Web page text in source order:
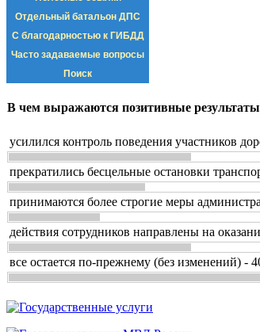
Отдельный батальон ДПС
С благодарностью к ГИБДД
Часто задаваемые вопросы
Поиск
В чем выражаются позитивные
усилился контроль поведения участников
прекратились бесцельные остановки
принимаются более строгие меры
действия сотрудников направлены на
все остается по-прежнему (без изменений) -